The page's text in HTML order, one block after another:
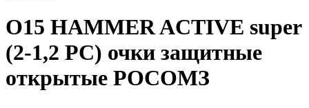
О15 HAMMER ACTIVЕ super
(2-1,2 PC) очки защитные
открытые РОСОМЗ